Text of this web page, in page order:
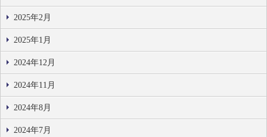
2025年2月
2025年1月
2024年12月
2024年11月
2024年8月
2024年7月